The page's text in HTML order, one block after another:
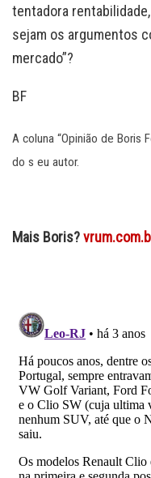
tentadora
sejam os argumentos
mercado”?
BF
A coluna “Opinião de Boris
do s eu autor.
Mais Boris?